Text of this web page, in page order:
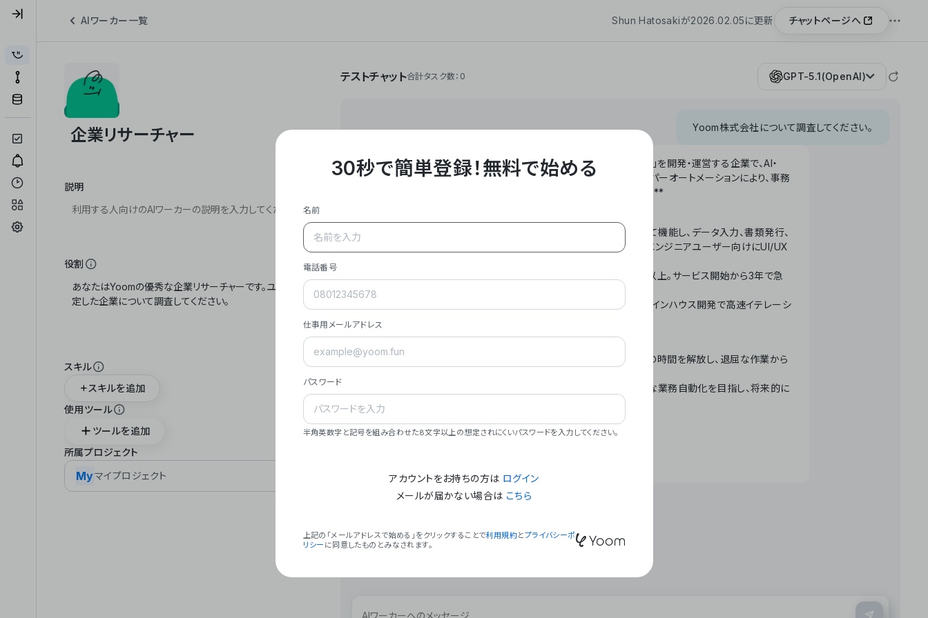
AIワーカー一覧 Shun Hatosakiが2026.02.05に更新 チャットページへ
説明
役割
スキル
スキルを追加
使用ツール
ツールを追加
所属プロジェクト
Myマイプロジェクト
テストチャット合計タスク数：0 GPT-5.1(OpenAI)
Yoom株式会社について調査してください。
**Yoom株式会社は、ビジネスオートメーションSaaS「Yoom」を開発・運営する企業で、AI・
API・RPA・OCRなどの技術をノーコードで組み合わせたハイパーオートメーションにより、事務
作業やデスクワークを自動化するサービスを提供しています。**
- **主力プロダクト「Yoom」**: SaaS連携データベースとして機能し、データ入力、書類発行、
メール対応、請求書処理、日報作成などの業務を自動化。非エンジニアユーザー向けにUI/UX
- **実績**: 国内利用社数20,000社超、直近成長率300%以上。サービス開始から3年で急
- **強み**: すべての自動化技術を1プラットフォームで完結。インハウス開発で高速イテレーシ
- **ミッション**: 「We Make Time」 – テクノロジーで人々の時間を解放し、退屈な作業から
- **ビジョン**: 「Global Business Automation」 – 世界的な業務自動化を目指し、将来的に
### 会社概要
30秒で簡単登録！無料で始める
名前
電話番号
仕事用メールアドレス
パスワード
半角英数字と記号を組み合わせた8文字以上の想定されにくいパスワードを入力してください。
アカウントをお持ちの方は ログイン
メールが届かない場合は こちら
上記の「メールアドレスで始める」をクリックすることで利用規約とプライバシーポ
リシー に同意したものとみなされます。